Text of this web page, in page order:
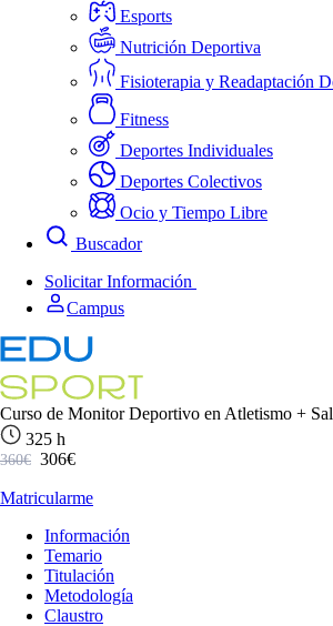
Esports
Nutrición Deportiva
Fisioterapia y Readaptación
Fitness
Deportes Individuales
Deportes Colectivos
Ocio y Tiempo Libre
Buscador
Solicitar Información
Campus
Curso de Monitor Deportivo en Atletismo +
325 h
360€ 306€
Matricularme
Información
Temario
Titulación
Metodología
Claustro